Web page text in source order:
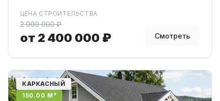
ЦЕНА СТРОИТЕЛЬСТВА
2 900 000 ₽
от 2 400 000 ₽ Смотреть
КАРКАСНЫЙ
150.00 М²